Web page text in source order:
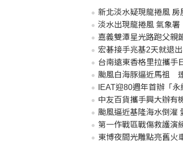
新北淡水疑現龍捲風
淡水出現龍捲風 氣象
嘉義雙潭星光路跑父親
宏碁接手兆基2天就退
台南遠東香格里拉攜手日本千
颱風白海豚逼近馬祖
IEAT迎80週年首辦「
中友百貨攜手興大辦
颱風逼近基隆海水倒灌
第一作戰區戰傷救護
東博夜間光雕點亮舊火